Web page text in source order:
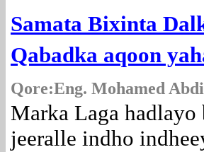
Samata Bixinta
Qabadka aqoon
Qore:Eng. Mohamed
Marka Laga
jeeralle indho